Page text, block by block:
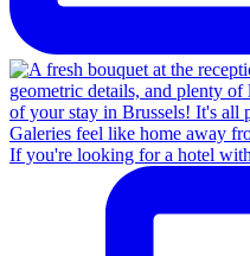
If you're looking for a hotel